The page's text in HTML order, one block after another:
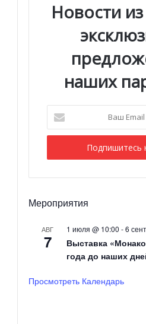
Новости
наших
Email
адрес
Мероприятия
АВГ
7
1 июля @ 10:00 -6
Выставка
года до наших
Просмотреть Календарь